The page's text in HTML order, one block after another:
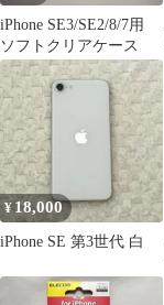
iPhone SE3/SE2/8/7用
ソフトクリアケース
¥ 18,000
iPhone SE 第3世代 白